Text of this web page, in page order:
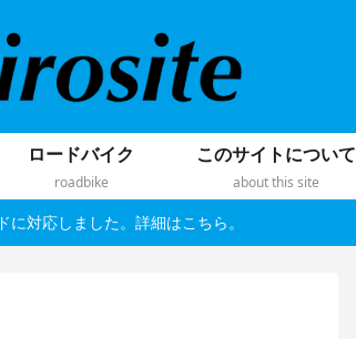
ロードバイク
roadbike
このサイトについて
about this site
に対応しました。詳細はこちら。